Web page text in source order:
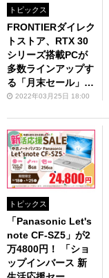
トピックス
FRONTIERダイレク
トストア、RTX 30
シリーズ搭載PCが
多数ラインアップす
る「月末セール」を
開催2022年03月25日 18:00
トピックス
「Panasonic Let's
note CF-SZ5」が2
万4800円！ 「ショ
ップインバース 新